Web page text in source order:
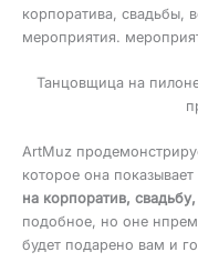
корпоратива, свадьбы,
мероприятия.
Танцовщица на
ArtMuz
которое она
на корпоратив,
подобное, но оне
будет подарено вам и